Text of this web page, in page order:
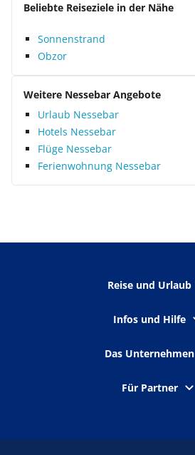
Beliebte Reiseziele in der Nähe
Sonnenstrand
Obzor
Weitere Nessebar Angebote
Urlaub Nessebar
Hotels Nessebar
Flüge Nessebar
Ferienwohnung Nessebar
Reise und Urlaub
Infos und Hilfe
Das Unternehmen
Für Partner